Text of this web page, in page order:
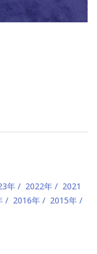
年 2022年
2021
2016年
2015年